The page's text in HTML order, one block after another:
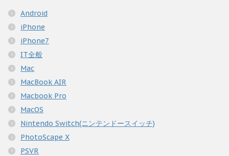
Android
iPhone
iPhone7
IT全般
Mac
MacBook AIR
Macbook Pro
MacOS
Nintendo Switch(ニンテンドースイッチ)
PhotoScape X
PSVR